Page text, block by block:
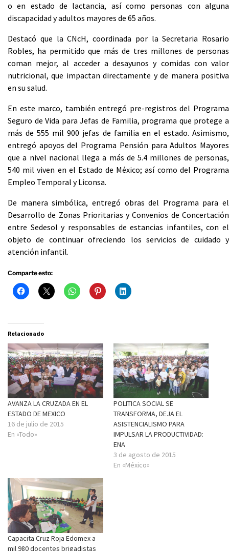
o en estado de lactancia, así como personas con alguna
discapacidad y adultos mayores de 65 años.
Destacó que la CNcH, coordinada por la Secretaria Rosario
Robles, ha permitido que más de tres millones de personas
coman mejor, al acceder a desayunos y comidas con valor
nutricional, que impactan directamente y de manera positiva
en su salud.
En este marco, también entregó pre-registros del Programa
Seguro de Vida para Jefas de Familia, programa que protege a
más de 555 mil 900 jefas de familia en el estado. Asimismo,
entregó apoyos del Programa Pensión para Adultos Mayores
que a nivel nacional llega a más de 5.4 millones de personas,
540 mil viven en el Estado de México; así como del Programa
Empleo Temporal y Liconsa.
De manera simbólica, entregó obras del Programa para el
Desarrollo de Zonas Prioritarias y Convenios de Concertación
entre Sedesol y responsables de estancias infantiles, con el
objeto de continuar ofreciendo los servicios de cuidado y
atención infantil.
Comparte esto:
Relacionado
AVANZA LA CRUZADA EN EL
ESTADO DE MEXICO
16 de julio de 2015
En «Todo»
POLITICA SOCIAL SE
TRANSFORMA, DEJA EL
ASISTENCIALISMO PARA
IMPULSAR LA PRODUCTIVIDAD:
ENA
3 de agosto de 2015
En «México»
Capacita Cruz Roja Edomex a
mil 980 docentes brigadistas